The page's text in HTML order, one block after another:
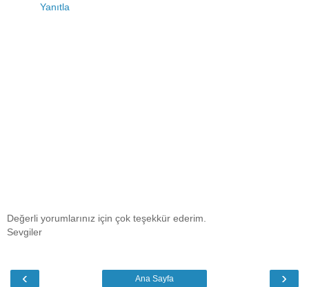
Yanıtla
Değerli yorumlarınız için çok teşekkür ederim.
Sevgiler
‹ ›
Ana Sayfa